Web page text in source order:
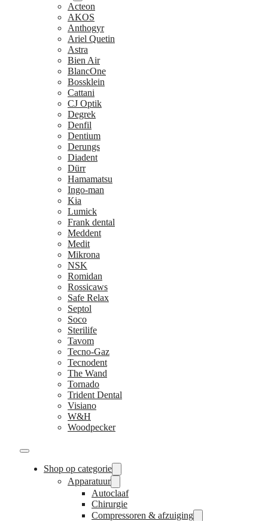
Acteon
AKOS
Anthogyr
Ariel Quetin
Astra
Bien Air
BlancOne
Bossklein
Cattani
CJ Optik
Degrek
Denfil
Dentium
Derungs
Diadent
Dürr
Hamamatsu
Ingo-man
Kia
Lumick
Frank dental
Meddent
Medit
Mikrona
NSK
Romidan
Rossicaws
Safe Relax
Septol
Soco
Sterilife
Tavom
Tecno-Gaz
Tecnodent
The Wand
Tornado
Trident Dental
Visiano
W&H
Woodpecker
Shop op categorie
Apparatuur
Autoclaaf
Chirurgie
Compressoren & afzuiging